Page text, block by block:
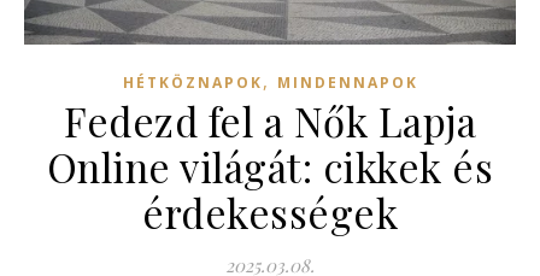
HÉTKÖZNAPOK, MINDENNAPOK
Fedezd fel a Nők Lapja
Online világát: cikkek és
érdekességek
2025.03.08.